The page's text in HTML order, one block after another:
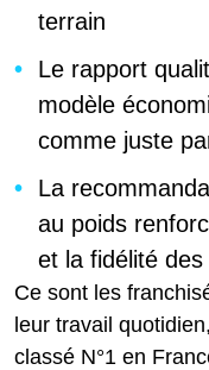
terrain
Le rapport
modèle
comme juste
La
au poids
et la fidélité
Ce sont les
leur travail
classé N°1 en